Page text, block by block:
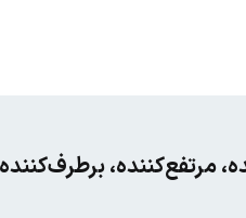
مرتفع‌کننده، برطرف‌کننده